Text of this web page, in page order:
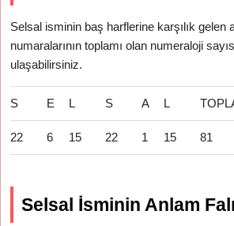
Selsal isminin baş harflerine karşılık gelen
numaralarının toplamı olan numeraloji
ulaşabilirsiniz.
S E L S A L
22 6 15 22 1 15 81
Selsal İsminin Anlam Falı